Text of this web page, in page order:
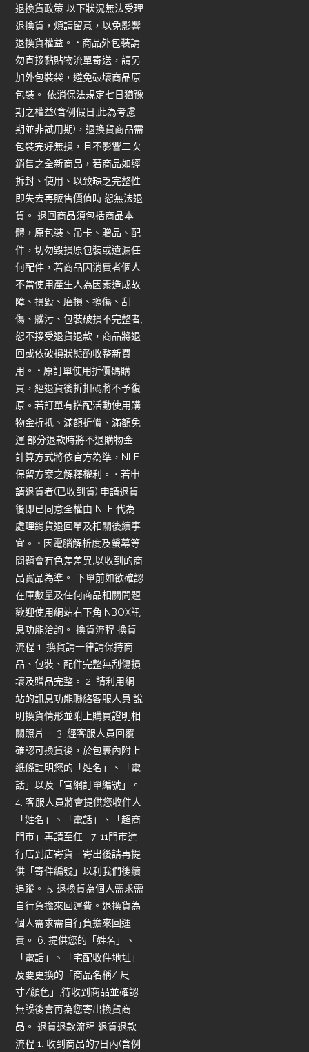
退換貨政策 以下狀況無法受理
退換貨，煩請留意，以免影響
退換貨權益。 • 商品外包裝請
勿直接黏貼物流單寄送，請另
加外包裝袋，避免破壞商品原
包裝。 依消保法規定七日猶豫
期之權益(含例假日,此為考慮
期並非試用期)，退換貨商品需
包裝完好無損，且不影響二次
銷售之全新商品，若商品如經
拆封、使用、以致缺乏完整性
即失去再販售價值時,恕無法退
貨。 退回商品須包括商品本
體，原包裝、吊卡、贈品、配
件，切勿毀損原包裝或遺漏任
何配件，若商品因消費者個人
不當使用產生人為因素造成故
障、損毀、磨損、擦傷、刮
傷、髒污、包裝破損不完整者,
恕不接受退貨退款，商品將退
回或依破損狀態酌收整新費
用。 • 原訂單使用折價碼購
買，經退貨後折扣碼將不予復
原。若訂單有搭配活動使用購
物金折抵、滿額折價、滿額免
運,部分退款時將不退購物金,
計算方式將依官方為準，NLF
保留方案之解釋權利。 • 若申
請退貨者(已收到貨),申請退貨
後即已同意全權由 NLF 代為
處理銷貨退回單及相關後續事
宜。 • 因電腦解析度及螢幕等
問題會有色差差異,以收到的商
品實品為準。 下單前如欲確認
在庫數量及任何商品相關問題
歡迎使用網站右下角INBOX訊
息功能洽詢。 換貨流程 換貨
流程 1. 換貨請一律請保持商
品、包裝、配件完整無刮傷損
壞及贈品完整。 2. 請利用網
站的訊息功能聯絡客服人員,說
明換貨情形並附上購買證明相
關照片。 3. 經客服人員回覆
確認可換貨後，於包裹內附上
紙條註明您的「姓名」、「電
話」以及「官網訂單編號」。
4. 客服人員將會提供您收件人
「姓名」、「電話」、「超商
門市」再請至任—7-11門市進
行店到店寄貨。寄出後請再提
供「寄件編號」以利我們後續
追蹤。 5. 退換貨為個人需求需
自行負擔來回運費。退換貨為
個人需求需自行負擔來回運
費。 6. 提供您的「姓名」、
「電話」、「宅配收件地址」
及要更換的「商品名稱/ 尺
寸/顏色」,待收到商品並確認
無誤後會再為您寄出換貨商
品。 退貨退款流程 退貨退款
流程 1. 收到商品的7日內(含例